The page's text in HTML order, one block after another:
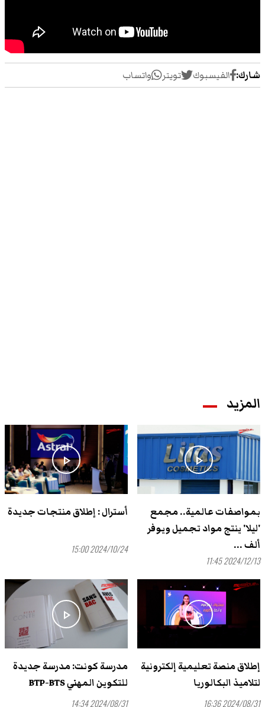
شارك: الفيسبوك تويتر واتساب
المزيد
play_arrow
بمواصفات عالمية.. مجمع
'ليلا' ينتج مواد تجميل ويوفر
ألف ...
2024/12/13 11:45
play_arrow
أسترال : إطلاق منتجات جديدة
2024/10/24 15:00
play_arrow
إطلاق منصة تعليمية إلكترونية
لتلاميذ البكالوريا
2024/08/31 16:36
play_arrow
مدرسة كونت: مدرسة جديدة
للتكوين المهني BTP-BTS
2024/08/31 14:34